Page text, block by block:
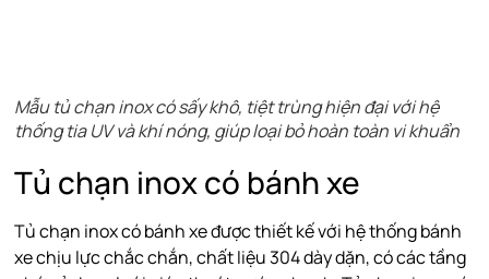
Mẫu tủ chạn inox có sấy khô, tiệt trùng hiện đại với hệ
thống tia UV và khí nóng, giúp loại bỏ hoàn toàn vi khuẩn
Tủ chạn inox có bánh xe
Tủ chạn inox có bánh xe được thiết kế với hệ thống bánh
xe chịu lực chắc chắn, chất liệu 304 dày dặn, có các tầng